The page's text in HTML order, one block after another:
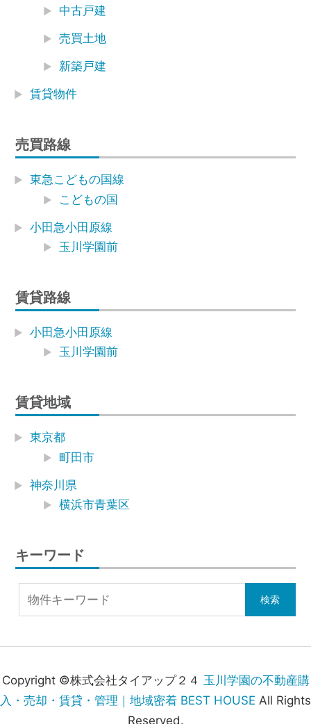
中古戸建
売買土地
新築戸建
賃貸物件
売買路線
東急こどもの国線
こどもの国
小田急小田原線
玉川学園前
賃貸路線
小田急小田原線
玉川学園前
賃貸地域
東京都
町田市
神奈川県
横浜市青葉区
キーワード
Copyright ©株式会社タイアップ２４ 玉川学園の不動産購
入・売却・賃貸・管理｜地域密着 BEST HOUSE All Rights
Reserved.